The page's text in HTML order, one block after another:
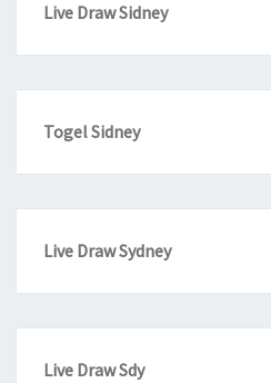
Live Draw Sidney
Togel Sidney
Live Draw Sydney
Live Draw Sdy